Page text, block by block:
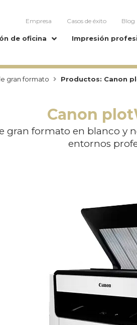
Empresa Casos de éxito Blog
de oficina Impresión
gran formato Productos: Canon
Canon
gran formato en blanco
entornos